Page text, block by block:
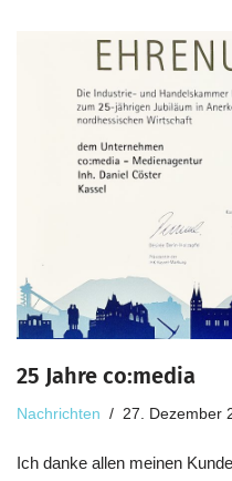
25 Jahre co:media
Nachrichten 27. Dezember
Ich danke allen meinen